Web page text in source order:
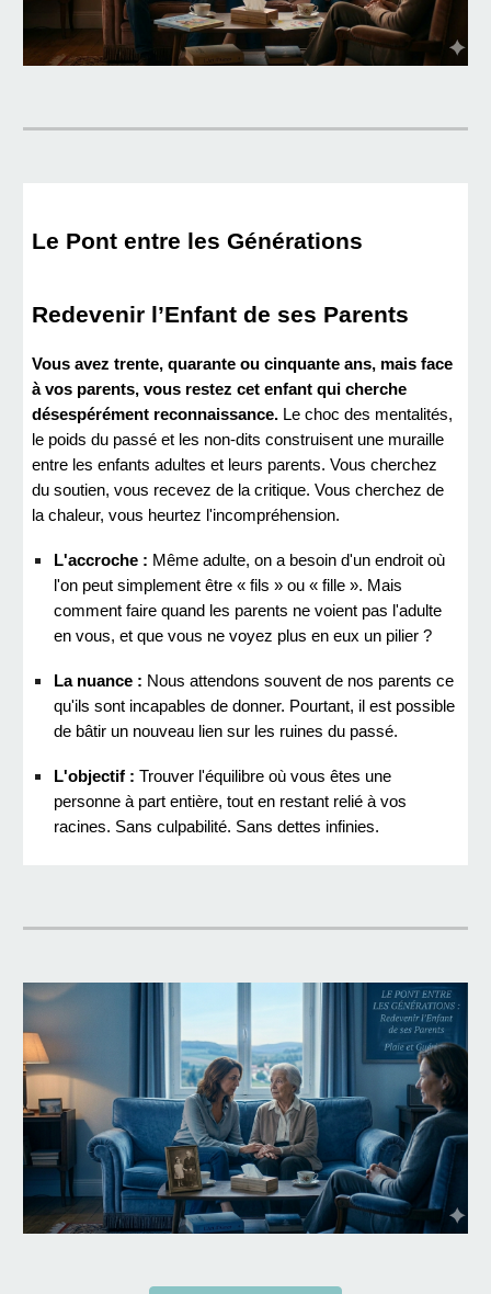
Le Pont entre les Générations
Redevenir l’Enfant de ses Parents
Vous avez trente, quarante ou cinquante ans, mais face
à vos parents, vous restez cet enfant qui cherche
désespérément reconnaissance. Le choc des mentalités,
le poids du passé et les non-dits construisent une muraille
entre les enfants adultes et leurs parents. Vous cherchez
du soutien, vous recevez de la critique. Vous cherchez de
la chaleur, vous heurtez l'incompréhension.
L'accroche : Même adulte, on a besoin d'un endroit où
l'on peut simplement être « fils » ou « fille ». Mais
comment faire quand les parents ne voient pas l'adulte
en vous, et que vous ne voyez plus en eux un pilier ?
La nuance : Nous attendons souvent de nos parents ce
qu'ils sont incapables de donner. Pourtant, il est possible
de bâtir un nouveau lien sur les ruines du passé.
L'objectif : Trouver l'équilibre où vous êtes une
personne à part entière, tout en restant relié à vos
racines. Sans culpabilité. Sans dettes infinies.